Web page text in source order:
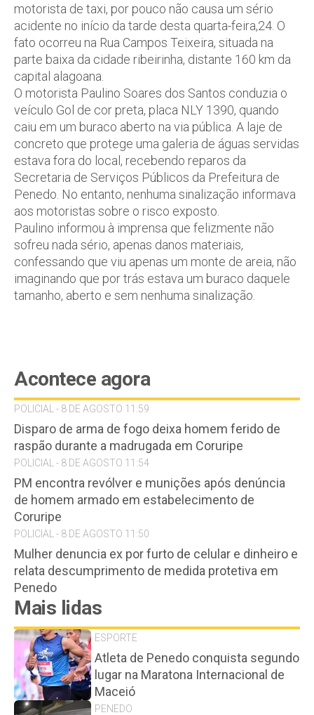
motorista de taxi, por pouco não causa um sério
acidente no início da tarde desta quarta-feira,24. O
fato ocorreu na Rua Campos Teixeira, situada na
parte baixa da cidade ribeirinha, distante 160 km da
capital alagoana.
O motorista Paulino Soares dos Santos conduzia o
veículo Gol de cor preta, placa NLY 1390, quando
caiu em um buraco aberto na via pública. A laje de
concreto que protege uma galeria de águas servidas
estava fora do local, recebendo reparos da
Secretaria de Serviços Públicos da Prefeitura de
Penedo. No entanto, nenhuma sinalização informava
aos motoristas sobre o risco exposto.
Paulino informou à imprensa que felizmente não
sofreu nada sério, apenas danos materiais,
confessando que viu apenas um monte de areia, não
imaginando que por trás estava um buraco daquele
tamanho, aberto e sem nenhuma sinalização.
Acontece agora
POLICIAL - 8 DE AGOSTO 11:59
Disparo de arma de fogo deixa homem ferido de
raspão durante a madrugada em Coruripe
POLICIAL - 8 DE AGOSTO 11:54
PM encontra revólver e munições após denúncia
de homem armado em estabelecimento de
Coruripe
POLICIAL - 8 DE AGOSTO 11:50
Mulher denuncia ex por furto de celular e dinheiro e
relata descumprimento de medida protetiva em
Penedo
Mais lidas
ESPORTE
Atleta de Penedo conquista segundo
lugar na Maratona Internacional de
Maceió
PENEDO